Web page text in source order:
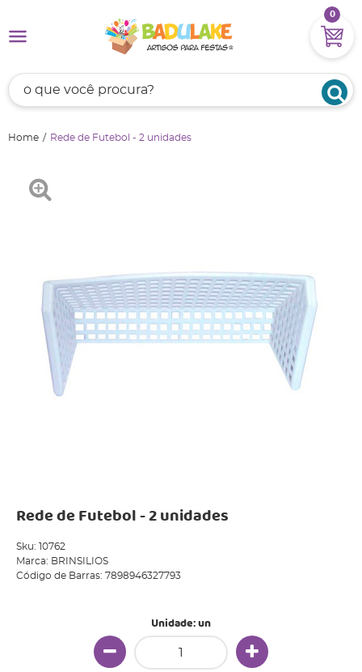
0
Home Rede de Futebol - 2 unidades
Rede de Futebol - 2 unidades
Sku:
10762
Marca: BRINSILIOS
Código de Barras: 7898946327793
Unidade: un